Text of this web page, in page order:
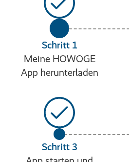
Schritt 1
Meine HOWOGE
App herunterladen
Schritt 3